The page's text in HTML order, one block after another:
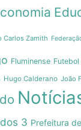
Carlos Zamith
Fluminense Futebol
Hugo Calderano João
3 Prefeitura